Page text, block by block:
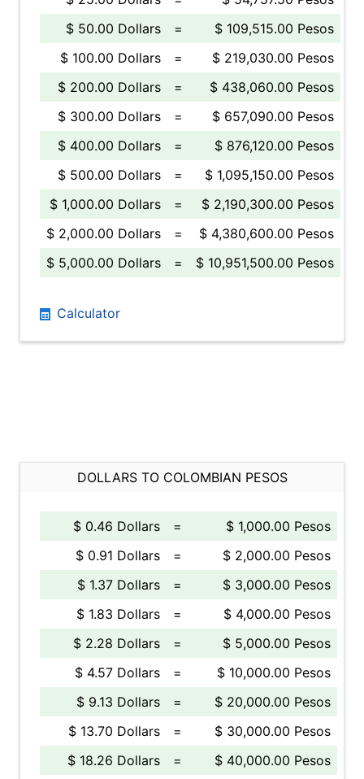
$ 50.00 Dollars
=
$ 109,515.00 Pesos
$ 100.00 Dollars
=
$ 219,030.00 Pesos
$ 200.00 Dollars
=
$ 438,060.00 Pesos
$ 300.00 Dollars
=
$ 657,090.00 Pesos
$ 400.00 Dollars
=
$ 876,120.00 Pesos
$ 500.00 Dollars
=
$ 1,095,150.00 Pesos
$ 1,000.00 Dollars
=
$ 2,190,300.00 Pesos
$ 2,000.00 Dollars
=
$ 4,380,600.00 Pesos
$ 5,000.00 Dollars
= $ 10,951,500.00 Pesos
Calculator
DOLLARS TO COLOMBIAN PESOS
$ 0.46 Dollars =
$ 1,000.00 Pesos
$ 0.91 Dollars
=
$ 2,000.00 Pesos
$ 1.37 Dollars
=
$ 3,000.00 Pesos
$ 1.83 Dollars
=
$ 4,000.00 Pesos
$ 2.28 Dollars
=
$ 5,000.00 Pesos
$ 4.57 Dollars
=
$ 10,000.00 Pesos
$ 9.13 Dollars
=
$ 20,000.00 Pesos
$ 13.70 Dollars
=
$ 30,000.00 Pesos
$ 18.26 Dollars
= $ 40,000.00 Pesos